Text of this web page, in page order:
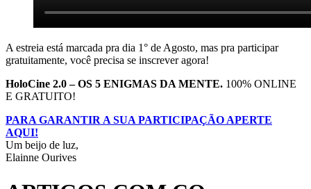
A estreia está marcada pra dia 1° de Agosto, mas pra participar
gratuitamente, você precisa se inscrever agora!
HoloCine 2.0 – OS 5 ENIGMAS DA MENTE. 100% ONLINE
E GRATUITO!
PARA GARANTIR A SUA PARTICIPAÇÃO APERTE
AQUI!
Um beijo de luz,
Elainne Ourives